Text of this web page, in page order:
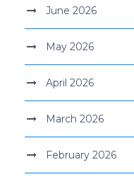
June 2026
May 2026
April 2026
March 2026
February 2026